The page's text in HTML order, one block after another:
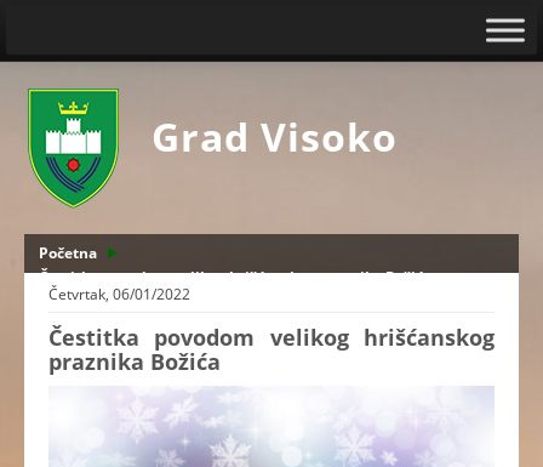
Grad Visoko
Početna
Čestitka povodom velikog hrišćanskog praznika Božića
Četvrtak, 06/01/2022
Čestitka povodom velikog hrišćanskog
praznika Božića